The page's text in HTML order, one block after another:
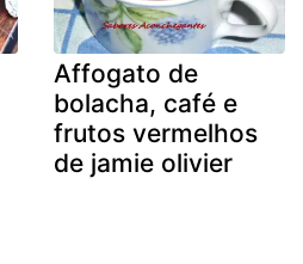
Affogato de
bolacha, café e
frutos vermelhos
de jamie olivier